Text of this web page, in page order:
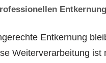
Entkernung
Entkernung
Weiterverarbeitung